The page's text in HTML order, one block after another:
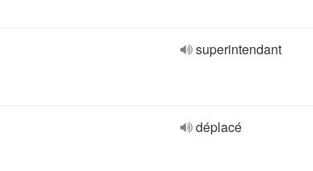
superintendant
déplacé